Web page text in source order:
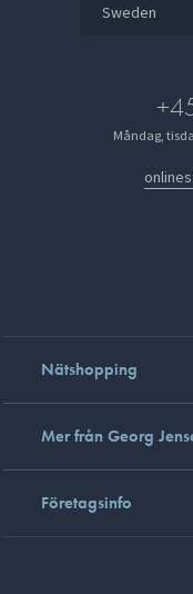
Sweden
Måndag,
Nätshopping
Mer från Georg
Företagsinfo